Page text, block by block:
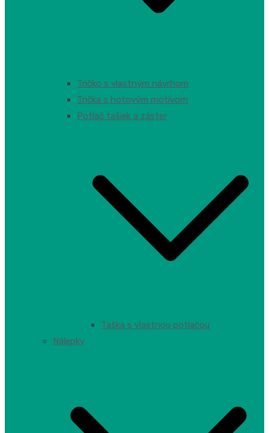
Tričko s vlastným návrhom
Trička s hotovým motívom
Potlač tašiek a záster
Taška s vlastnou potlačou
Nálepky